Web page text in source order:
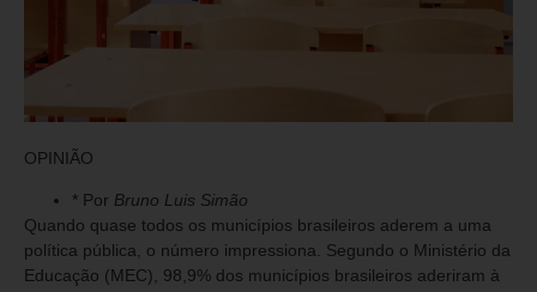
OPINIÃO
* Por Bruno Luis Simão
Quando quase todos os municípios brasileiros aderem a uma
política pública, o número impressiona. Segundo o Ministério da
Educação (MEC), 98,9% dos municípios brasileiros aderiram à